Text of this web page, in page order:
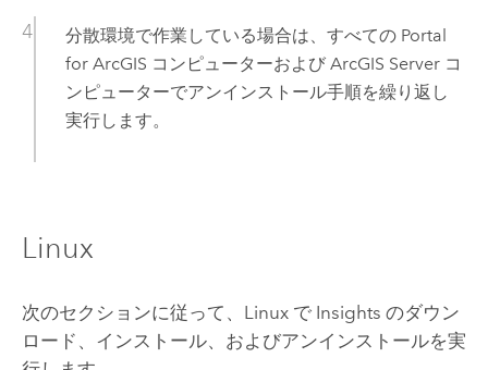
分散環境で作業している場合は、すべての Portal
for ArcGIS コンピューターおよび ArcGIS Serverコ
ンピューターでアンインストール手順を繰り返し
実行します。
Linux
次のセクションに従って、 Linuxで Insights のダウン
ロード、インストール、およびアンインストールを実